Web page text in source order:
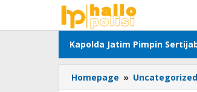
konten
Kapolda Jatim Pimpin
Homepage » Uncategorized